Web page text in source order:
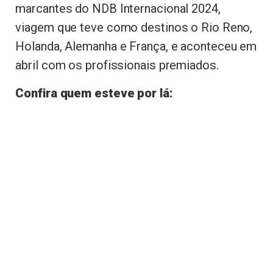
marcantes do NDB Internacional 2024,
viagem que teve como destinos o Rio Reno,
Holanda, Alemanha e França, e aconteceu em
abril com os profissionais premiados.
Confira quem esteve por lá: